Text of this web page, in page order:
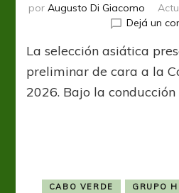
por Augusto Di Giacomo
Dejá un
La selección asiática
preliminar de cara a la
2026. Bajo la conducción
CABO VERDE GRUPO H